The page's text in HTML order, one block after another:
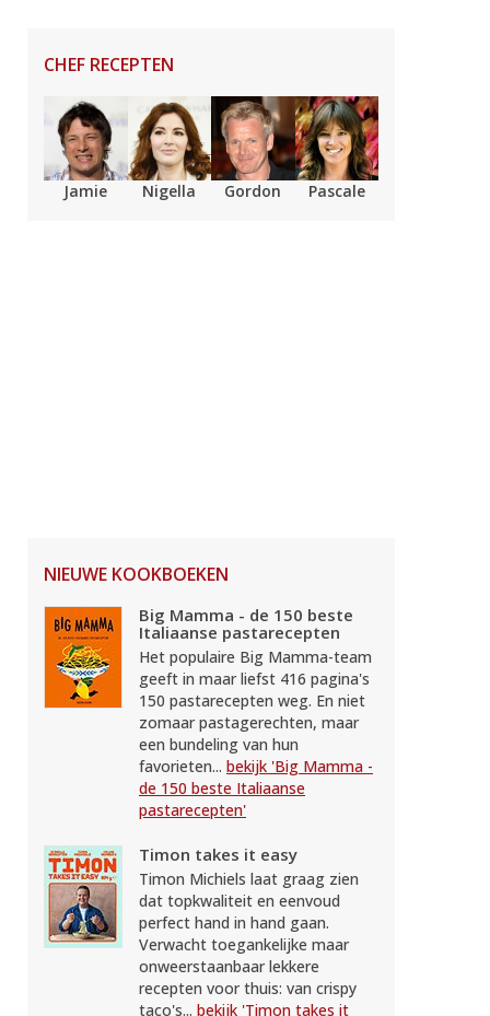
CHEF RECEPTEN
Jamie Nigella Gordon Pascale
NIEUWE KOOKBOEKEN
Big Mamma - de 150 beste
Italiaanse pastarecepten
Het populaire Big Mamma-team
geeft in maar liefst 416 pagina's
150 pastarecepten weg. En niet
zomaar pastagerechten, maar
een bundeling van hun
favorieten... bekijk 'Big Mamma -
de 150 beste Italiaanse
pastarecepten'
Timon takes it easy
Timon Michiels laat graag zien
dat topkwaliteit en eenvoud
perfect hand in hand gaan.
Verwacht toegankelijke maar
onweerstaanbaar lekkere
recepten voor thuis: van crispy
taco's... bekijk 'Timon takes it